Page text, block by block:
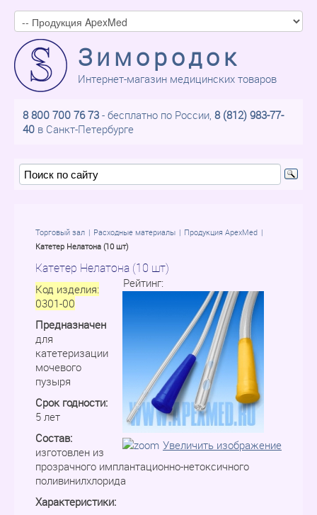
Зимородок
Интернет-магазин медицинских товаров
8 800 700 76 73 - бесплатно по России, 8 (812) 983-77-
40 в Санкт-Петербурге
Торговый зал Расходные материалы
Продукция ApexMed
Катетер Нелатона (10 шт)
Катетер Нелатона (10 шт)
Рейтинг:
Увеличить изображение
Код изделия:
0301-00
Предназначен
для
катетеризации
мочевого
пузыря
Срок годности:
5 лет
Состав:
изготовлен из
прозрачного имплантационно-нетоксичного
поливинилхлорида
Характеристики: